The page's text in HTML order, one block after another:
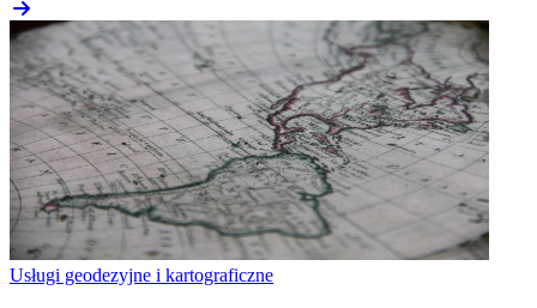
Usługi geodezyjne i kartograficzne